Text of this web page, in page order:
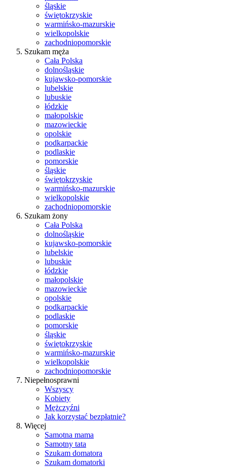
śląskie
świętokrzyskie
warmińsko-mazurskie
wielkopolskie
zachodniopomorskie
Szukam męża
Cała Polska
dolnośląskie
kujawsko-pomorskie
lubelskie
lubuskie
łódzkie
małopolskie
mazowieckie
opolskie
podkarpackie
podlaskie
pomorskie
śląskie
świętokrzyskie
warmińsko-mazurskie
wielkopolskie
zachodniopomorskie
Szukam żony
Cała Polska
dolnośląskie
kujawsko-pomorskie
lubelskie
lubuskie
łódzkie
małopolskie
mazowieckie
opolskie
podkarpackie
podlaskie
pomorskie
śląskie
świętokrzyskie
warmińsko-mazurskie
wielkopolskie
zachodniopomorskie
Niepełnosprawni
Wszyscy
Kobiety
Mężczyźni
Jak korzystać bezpłatnie?
Więcej
Samotna mama
Samotny tata
Szukam domatora
Szukam domatorki